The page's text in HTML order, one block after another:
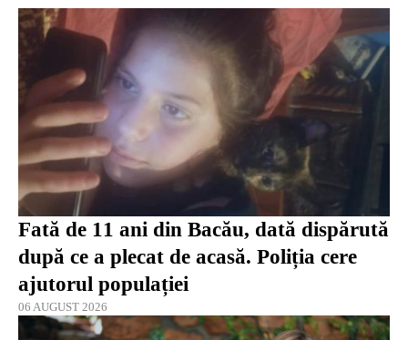
Fată de 11 ani din Bacău, dată dispărută
după ce a plecat de acasă. Poliția cere
ajutorul populației
06 AUGUST 2026